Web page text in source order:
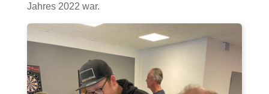
Jahres 2022 war.